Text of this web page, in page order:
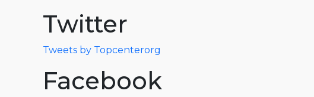
Twitter
Tweets by Topcenterorg
Facebook